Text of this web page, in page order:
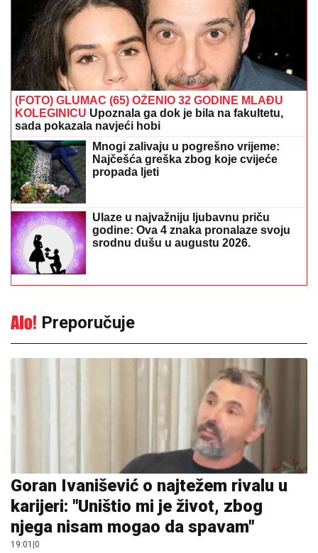
(FOTO) GLUMAC (65) OŽENIO 32 GODINE MLAĐU
KOLEGINICU Upoznala ga dok je bila na fakultetu,
sada pokazala navjeći hobi
Mnogi zalivaju u pogrešno vrijeme:
Najčešća greška zbog koje cvijeće
propada ljeti
Ulaze u najvažniju ljubavnu priču
godine: Ova 4 znaka pronalaze svoju
srodnu dušu u augustu 2026.
Preporučuje
Goran Ivanišević o najtežem rivalu u
karijeri: "Uništio mi je život, zbog
njega nisam mogao da spavam"
19:01 0